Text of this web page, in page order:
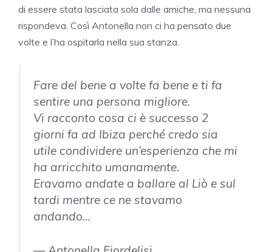
di essere stata lasciata sola dalle amiche, ma nessuna
rispondeva. Così Antonella non ci ha pensato due
volte e l’ha ospitarla nella sua stanza.
Fare del bene a volte fa bene e ti fa
sentire una persona migliore.
Vi racconto cosa ci è successo 2
giorni fa ad Ibiza perché credo sia
utile condividere un’esperienza che mi
ha arricchito umanamente.
Eravamo andate a ballare al Liò e sul
tardi mentre ce ne stavamo
andando…